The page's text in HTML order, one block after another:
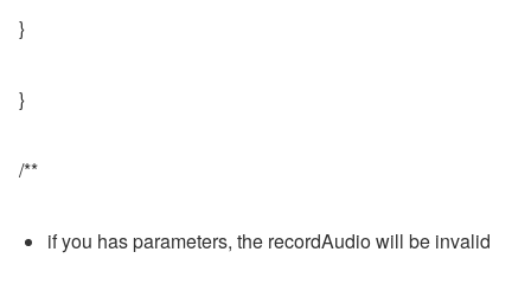
}
}
/**
if you has parameters, the recordAudio will be invalid